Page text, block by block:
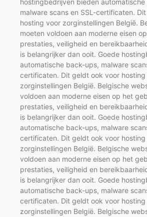
hostingbedrijven bieden
malware scans en SSL-certificaten.
hosting voor zorginstellingen België.
moeten voldoen aan moderne eisen
prestaties, veiligheid en
is belangrijker dan ooit. Goede
automatische back-ups, malware
certificaten. Dit geldt ook voor hosting
zorginstellingen België. Belgische
voldoen aan moderne eisen op het
prestaties, veiligheid en
is belangrijker dan ooit. Goede
automatische back-ups, malware
certificaten. Dit geldt ook voor hosting
zorginstellingen België. Belgische
voldoen aan moderne eisen op het
prestaties, veiligheid en
is belangrijker dan ooit. Goede
automatische back-ups, malware
certificaten. Dit geldt ook voor hosting
zorginstellingen België. Belgische